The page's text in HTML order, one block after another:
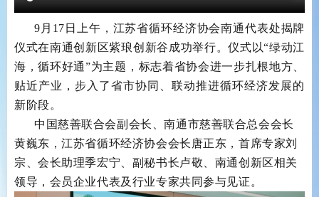
9月17日上午，江苏省循环经济协会南通代表处揭牌
仪式在南通创新区紫琅创新谷成功举行。仪式以“绿动江
海，循环好通”为主题，标志着省协会进一步扎根地方、
贴近产业， 步入了省市协同、联动推进循环经济发展的
新阶段。
中国慈善联合会副会长、南通市慈善联合总会会长
黄巍东，江苏省循环经济协会会长唐正东 ，首席专家刘
宗、会长助理季宏宁、副秘书长卢敬、 南通创新区相关
领导，会员企业代表及行业专家共同参与见证。